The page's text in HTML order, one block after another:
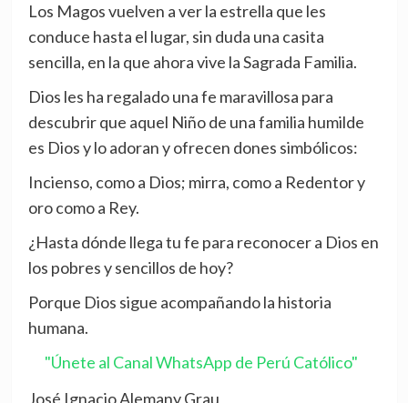
Los Magos vuelven a ver la estrella que les
conduce hasta el lugar, sin duda una casita
sencilla, en la que ahora vive la Sagrada Familia.
Dios les ha regalado una fe maravillosa para
descubrir que aquel Niño de una familia humilde
es Dios y lo adoran y ofrecen dones simbólicos:
Incienso, como a Dios; mirra, como a Redentor y
oro como a Rey.
¿Hasta dónde llega tu fe para reconocer a Dios en
los pobres y sencillos de hoy?
Porque Dios sigue acompañando la historia
humana.
"Únete al Canal WhatsApp de Perú Católico"
José Ignacio Alemany Grau